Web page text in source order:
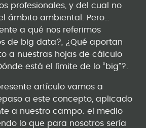
profesionales, y del cual no
ámbito ambiental. Pero…
a qué nos referimos
de big data?, ¿Qué aportan
a nuestras hojas de cálculo
está el límite de lo “big”?.
artículo vamos a
a este concepto, aplicado
a nuestro campo: el medio
lo que para nosotros sería